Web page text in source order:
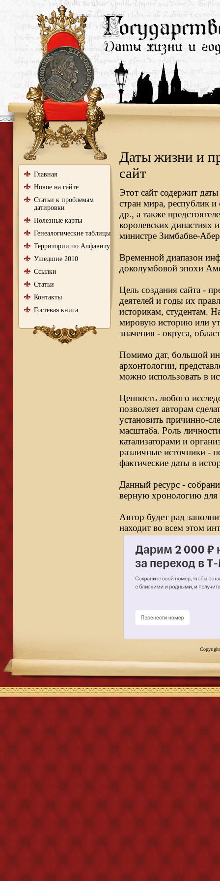
Главная
Новое на сайте
Статьи к проблемам
датировки
Полезные карты
Генеалогические таблицы
Территории по Алфавиту
Ушедшие 2010
Ссылки
Статьи
Контакты
Гостевая книга
Даты жизни и
сайт
Этот сайт содержит
стран мира, республик и
др., а также
королевских династиях
министре Зимбабве-
Временной диапазон
доколумбовой эпохи
Цель создания сайта -
деятелей и годы их
историкам, студентам.
мировую историю или
значения - округа,
Помимо дат, большой
архонтологии,
можно использовать в
Ценность любого
позволяет авторам
установить причинно-
масштаба. Роль
катализаторами и
различные источники -
фактические даты в
Данный ресурс -
верную хронологию для
Автор будет рад
находит во всем этом
Copyright